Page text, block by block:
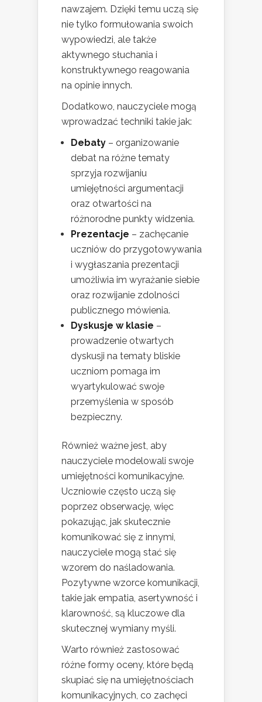
nawzajem. Dzięki temu uczą się
nie tylko formułowania swoich
wypowiedzi, ale także
aktywnego słuchania i
konstruktywnego reagowania
na opinie innych.
Dodatkowo, nauczyciele mogą
wprowadzać techniki takie jak:
Debaty – organizowanie
debat na różne tematy
sprzyja rozwijaniu
umiejętności argumentacji
oraz otwartości na
różnorodne punkty widzenia.
Prezentacje – zachęcanie
uczniów do przygotowywania
i wygłaszania prezentacji
umożliwia im wyrażanie siebie
oraz rozwijanie zdolności
publicznego mówienia.
Dyskusje w klasie –
prowadzenie otwartych
dyskusji na tematy bliskie
uczniom pomaga im
wyartykulować swoje
przemyślenia w sposób
bezpieczny.
Również ważne jest, aby
nauczyciele modelowali swoje
umiejętności komunikacyjne.
Uczniowie często uczą się
poprzez obserwację, więc
pokazując, jak skutecznie
komunikować się z innymi,
nauczyciele mogą stać się
wzorem do naśladowania.
Pozytywne wzorce komunikacji,
takie jak empatia, asertywność i
klarowność, są kluczowe dla
skutecznej wymiany myśli.
Warto również zastosować
różne formy oceny, które będą
skupiać się na umiejętnościach
komunikacyjnych, co zachęci